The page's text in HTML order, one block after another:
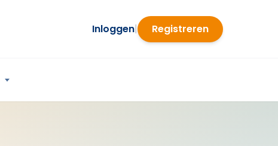
Inloggen| Registreren